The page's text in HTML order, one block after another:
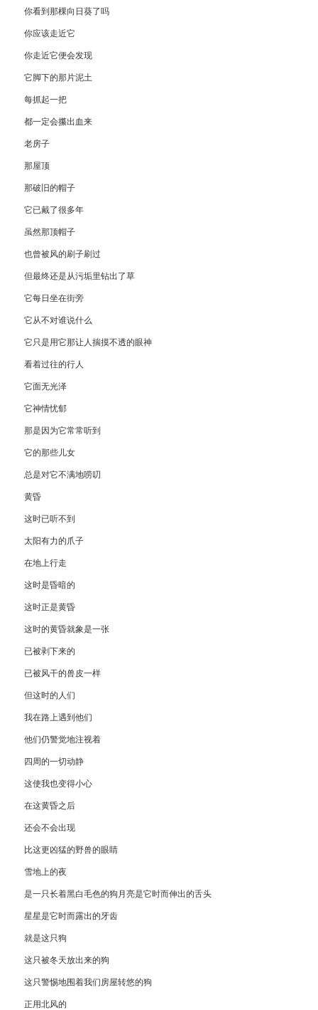
你看到那棵向日葵了吗
你应该走近它
你走近它便会发现
它脚下的那片泥土
每抓起一把
都一定会攥出血来
老房子
那屋顶
那破旧的帽子
它已戴了很多年
虽然那顶帽子
也曾被风的刷子刷过
但最终还是从污垢里钻出了草
它每日坐在街旁
它从不对谁说什么
它只是用它那让人揣摸不透的眼神
看着过往的行人
它面无光泽
它神情忧郁
那是因为它常常听到
它的那些儿女
总是对它不满地唠叨
黄昏
这时已听不到
太阳有力的爪子
在地上行走
这时是昏暗的
这时正是黄昏
这时的黄昏就象是一张
已被剥下来的
已被风干的兽皮一样
但这时的人们
我在路上遇到他们
他们仍警觉地注视着
四周的一切动静
这使我也变得小心
在这黄昏之后
还会不会出现
比这更凶猛的野兽的眼睛
雪地上的夜
是一只长着黑白毛色的狗月亮是它时而伸出的舌头
星星是它时而露出的牙齿
就是这只狗
这只被冬天放出来的狗
这只警惕地围着我们房屋转悠的狗
正用北风的